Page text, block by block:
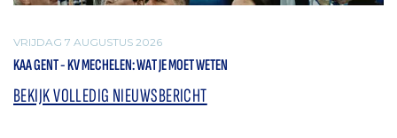
VRIJDAG 7 AUGUSTUS 2026
KAA GENT - KV MECHELEN: WAT JE MOET WETEN
BEKIJK VOLLEDIG NIEUWSBERICHT